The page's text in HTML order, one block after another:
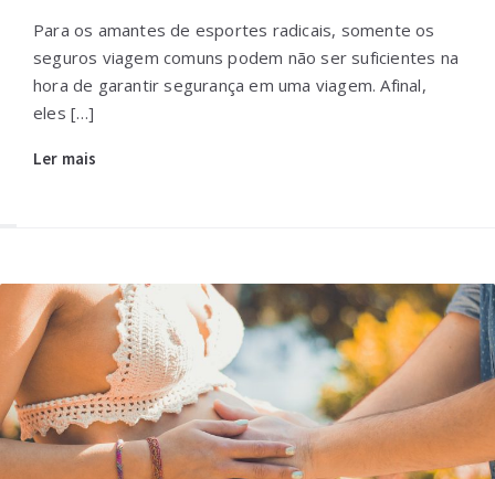
Para os amantes de esportes radicais, somente os
seguros viagem comuns podem não ser suficientes na
hora de garantir segurança em uma viagem. Afinal,
eles […]
Ler mais